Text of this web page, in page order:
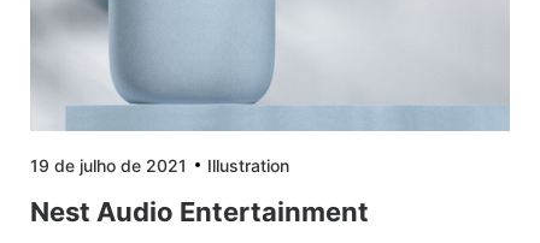
19 de julho de 2021 Illustration
Nest Audio Entertainment